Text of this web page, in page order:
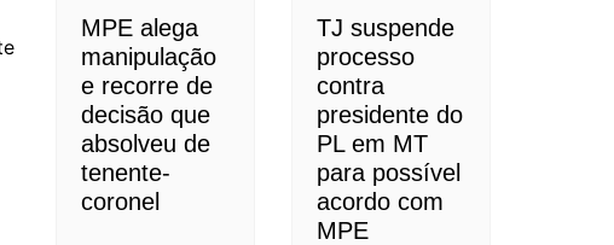
MPE alega
manipulação
e recorre de
decisão que
absolveu de
tenente-
coronel
TJ suspende
processo
contra
presidente do
PL em MT
para possível
acordo com
MPE